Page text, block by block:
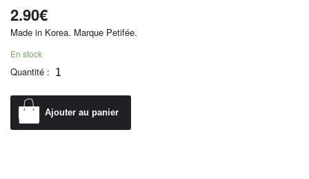
2.90€
Made in Korea. Marque Petifée.
En stock
Quantité :
Ajouter au panier